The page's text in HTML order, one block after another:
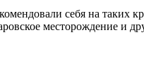
себя на
месторождение и